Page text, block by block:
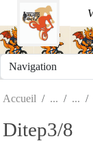
Accueil
Ditep3/8
Panneau de gestion